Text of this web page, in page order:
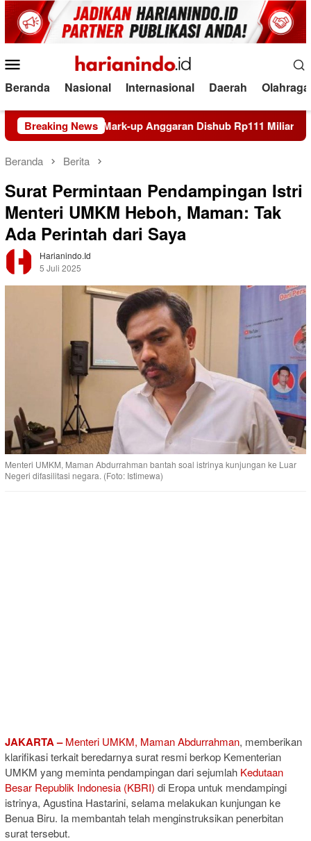
Loncat
ke
konten
Mobile
Beranda Nasional Internasional Daerah Olahraga
Breaking News
Mark-up Anggaran Dishub Rp111 Miliar PMII
Beranda Berita
Surat Permintaan Pendampingan Istri
Menteri UMKM Heboh, Maman: Tak
Ada Perintah dari Saya
Harianindo.id
5 Juli 2025
Menteri UMKM, Maman Abdurrahman bantah soal istrinya kunjungan ke Luar
Negeri difasilitasi negara. (Foto: Istimewa)
JAKARTA – Menteri UMKM, Maman Abdurrahman, memberikan
klarifikasi terkait beredarnya surat resmi berkop Kementerian
UMKM yang meminta pendampingan dari sejumlah Kedutaan
Besar Republik Indonesia (KBRI) di Eropa untuk mendampingi
istrinya, Agustina Hastarini, selama melakukan kunjungan ke
Benua Biru. Ia membantah telah menginstruksikan penerbitan
surat tersebut.